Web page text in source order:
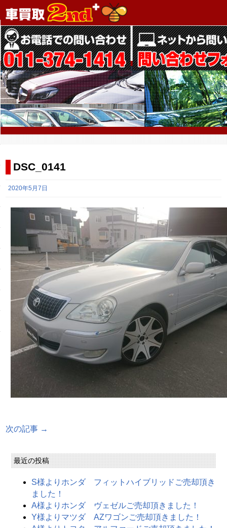
DSC_0141
2020年5月7日
次の記事 →
最近の投稿
S様よりホンダ フィットハイブリッドご売却頂き
ました！
A様よりホンダ ヴェゼルご売却頂きました！
Y様よりマツダ AZワゴンご売却頂きました！